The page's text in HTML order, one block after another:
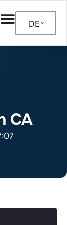
DE
CA